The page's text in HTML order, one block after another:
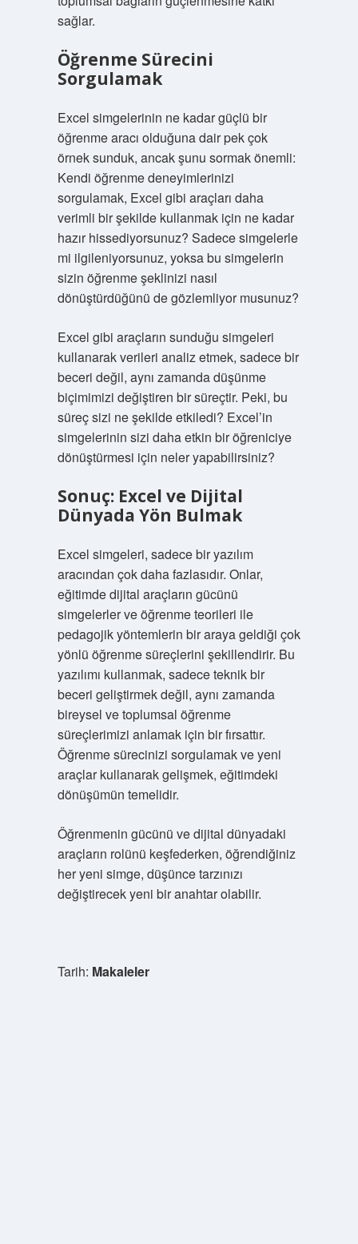
sağlar.
Öğrenme Sürecini
Sorgulamak
Excel simgelerinin ne kadar güçlü bir
öğrenme aracı olduğuna dair pek çok
örnek sunduk, ancak şunu sormak önemli:
Kendi öğrenme deneyimlerinizi
sorgulamak, Excel gibi araçları daha
verimli bir şekilde kullanmak için ne kadar
hazır hissediyorsunuz? Sadece simgelerle
mi ilgileniyorsunuz, yoksa bu simgelerin
sizin öğrenme şeklinizi nasıl
dönüştürdüğünü de gözlemliyor musunuz?
Excel gibi araçların sunduğu simgeleri
kullanarak verileri analiz etmek, sadece bir
beceri değil, aynı zamanda düşünme
biçimimizi değiştiren bir süreçtir. Peki, bu
süreç sizi ne şekilde etkiledi? Excel’in
simgelerinin sizi daha etkin bir öğreniciye
dönüştürmesi için neler yapabilirsiniz?
Sonuç: Excel ve Dijital
Dünyada Yön Bulmak
Excel simgeleri, sadece bir yazılım
aracından çok daha fazlasıdır. Onlar,
eğitimde dijital araçların gücünü
simgelerler ve öğrenme teorileri ile
pedagojik yöntemlerin bir araya geldiği çok
yönlü öğrenme süreçlerini şekillendirir. Bu
yazılımı kullanmak, sadece teknik bir
beceri geliştirmek değil, aynı zamanda
bireysel ve toplumsal öğrenme
süreçlerimizi anlamak için bir fırsattır.
Öğrenme sürecinizi sorgulamak ve yeni
araçlar kullanarak gelişmek, eğitimdeki
dönüşümün temelidir.
Öğrenmenin gücünü ve dijital dünyadaki
araçların rolünü keşfederken, öğrendiğiniz
her yeni simge, düşünce tarzınızı
değiştirecek yeni bir anahtar olabilir.
Tarih: Makaleler